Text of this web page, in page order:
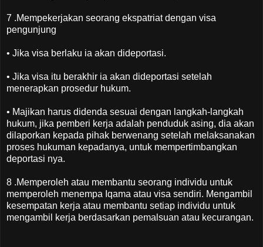
7 .Mempekerjakan seorang ekspatriat dengan visa
pengunjung
• Jika visa berlaku ia akan dideportasi.
• Jika visa itu berakhir ia akan dideportasi setelah
menerapkan prosedur hukum.
• Majikan harus didenda sesuai dengan langkah-langkah
hukum, jika pemberi kerja adalah penduduk asing, dia akan
dilaporkan kepada pihak berwenang setelah melaksanakan
proses hukuman kepadanya, untuk mempertimbangkan
deportasi nya.
8 .Memperoleh atau membantu seorang individu untuk
memperoleh menempa Iqama atau visa sendiri. Mengambil
kesempatan kerja atau membantu setiap individu untuk
mengambil kerja berdasarkan pemalsuan atau kecurangan.